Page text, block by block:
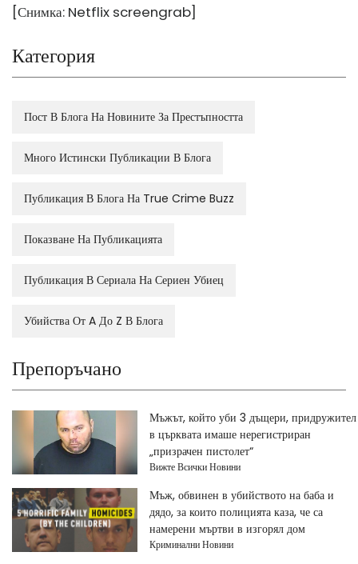
[Снимка: Netflix screengrab]
Категория
Пост В Блога На Новините За Престъпността
Много Истински Публикации В Блога
Публикация В Блога На True Crime Buzz
Показване На Публикацията
Публикация В Сериала На Сериен Убиец
Убийства От A До Z В Блога
Препоръчано
Мъжът, който уби 3 дъщери, придружител
в църквата имаше нерегистриран
„призрачен пистолет“
Вижте Всички Новини
Мъж, обвинен в убийството на баба и
дядо, за които полицията каза, че са
намерени мъртви в изгорял дом
Криминални Новини